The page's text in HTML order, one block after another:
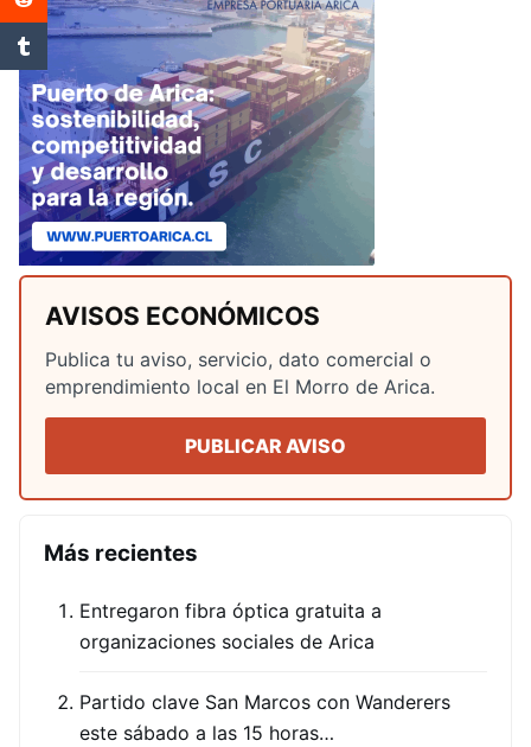
AVISOS ECONÓMICOS
Publica tu aviso, servicio, dato comercial o
emprendimiento local en El Morro de Arica.
PUBLICAR AVISO
Más recientes
Entregaron fibra óptica gratuita a
organizaciones sociales de Arica
Partido clave San Marcos con Wanderers
este sábado a las 15 horas…